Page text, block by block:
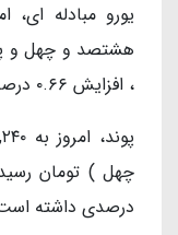
هشتصد و چهل و
، افزایش ۰.۶۶ درصدی داشته است.
درصدی داشته